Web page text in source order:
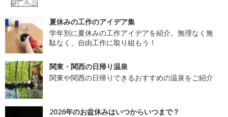
夏休みの工作のアイデア集
学年別に夏休みの工作アイデアを紹介。無理なく無
駄なく、自由工作に取り組もう！
関東・関西の日帰り温泉
関東や関西の日帰りできるおすすめの温泉をご紹介
2026年のお盆休みはいつからいつまで？